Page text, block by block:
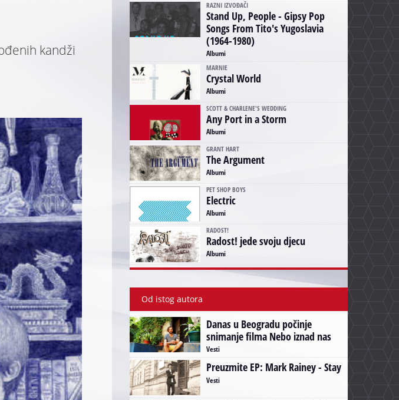
kandži
RAZNI IZVOĐAČI
Stand Up, People - Gipsy Pop
Songs From Tito's Yugoslavia
(1964-1980)
Albumi
MARNIE
Crystal World
Albumi
SCOTT & CHARLENE'S WEDDING
Any Port in a Storm
Albumi
GRANT HART
The Argument
Albumi
PET SHOP BOYS
Electric
Albumi
RADOST!
Radost! jede svoju djecu
Albumi
Od istog autora
Danas u Beogradu počinje
snimanje filma Nebo iznad nas
Vesti
Preuzmite EP: Mark Rainey - Stay
Vesti